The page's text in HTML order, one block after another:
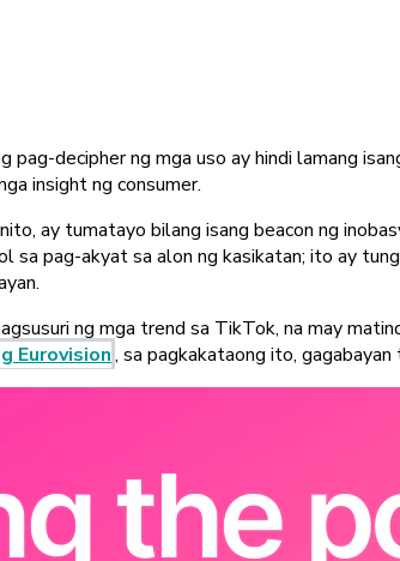
pag-decipher ng mga uso ay hindi lamang
insight ng consumer.
ay tumatayo bilang isang beacon ng
sa pag-akyat sa alon ng kasikatan; ito ay
ng mga trend sa TikTok, na may
Eurovision, sa pagkakataong ito,